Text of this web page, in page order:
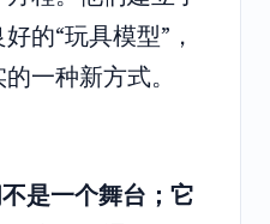
的“玩具模型”，
一种新方式。
是一个舞台；它